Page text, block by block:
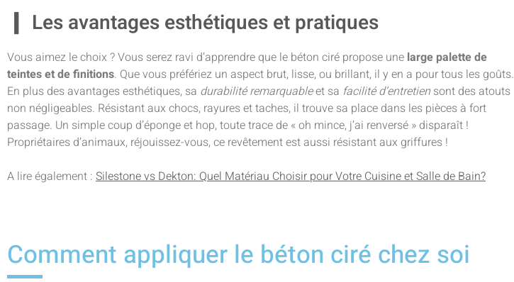
Les avantages esthétiques et pratiques
Vous aimez le choix ? Vous serez ravi d’apprendre que le béton ciré propose une large palette de
teintes et de finitions. Que vous préfériez un aspect brut, lisse, ou brillant, il y en a pour tous les goûts.
En plus des avantages esthétiques, sa durabilité remarquableet sa facilité d’entretien sont des atouts
non négligeables. Résistant aux chocs, rayures et taches, il trouve sa place dans les pièces à fort
passage. Un simple coup d’éponge et hop, toute trace de « oh mince, j’ai renversé » disparaît !
Propriétaires d’animaux, réjouissez-vous, ce revêtement est aussi résistant aux griffures !
A lire également : Silestone vs Dekton: Quel Matériau Choisir pour Votre Cuisine et Salle de Bain?
Comment appliquer le béton ciré chez soi